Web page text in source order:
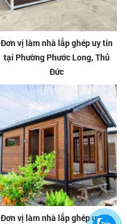
Đơn vị làm nhà lắp ghép uy tín
tại Phường Phước Long, Thủ
Đức
Đơn vị làm nhà lắp ghép uy tín